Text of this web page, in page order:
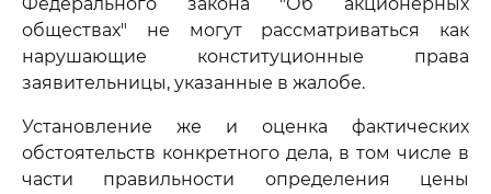
обществах" не могут рассматриваться как
нарушающие конституционные права
заявительницы, указанные в жалобе.
Установление же и оценка фактических
обстоятельств конкретного дела, в том числе в
части правильности определения цены